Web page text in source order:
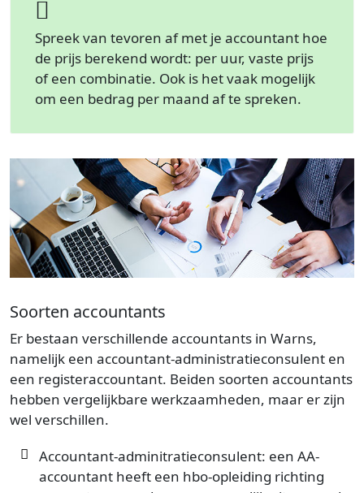
Spreek van tevoren af met je accountant hoe
de prijs berekend wordt: per uur, vaste prijs
of een combinatie. Ook is het vaak mogelijk
om een bedrag per maand af te spreken.
Soorten accountants
Er bestaan verschillende accountants in Warns,
namelijk een accountant-administratieconsulent en
een registeraccountant. Beiden soorten accountants
hebben vergelijkbare werkzaamheden, maar er zijn
wel verschillen.
Accountant-adminitratieconsulent: een AA-
accountant heeft een hbo-opleiding richting